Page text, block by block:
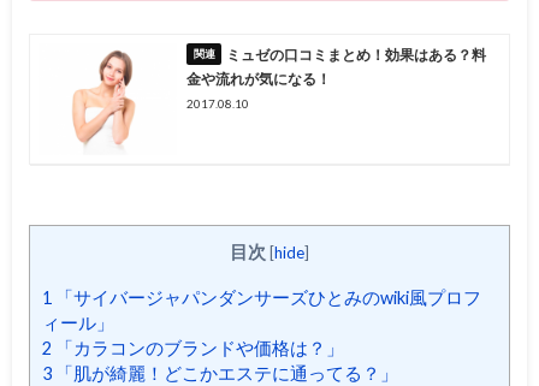
ミュゼの口コミまとめ！効果はある？料
金や流れが気になる！
2017.08.10
目次 [hide]
1
「サイバージャパンダンサーズひとみのwiki風プロフ
ィール」
2 「カラコンのブランドや価格は？」
3「肌が綺麗！どこかエステに通ってる？」